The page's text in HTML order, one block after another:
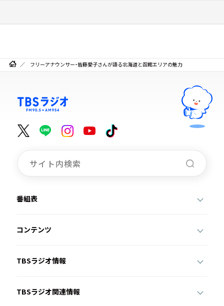
フリーアナウンサー・皆藤愛子さんが語る北海道と函館エリアの魅力
番組表
コンテンツ
TBSラジオ情報
TBSラジオ関連情報